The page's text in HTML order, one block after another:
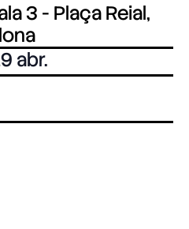
3 - Plaça Reial,
abr.